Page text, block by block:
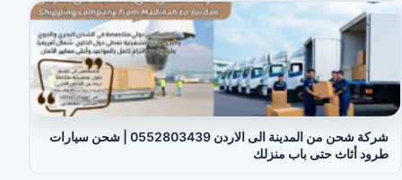
شركة شحن من المدينة الى الاردن 0552803439 | شحن سيارات
طرود أثاث حتى باب منزلك